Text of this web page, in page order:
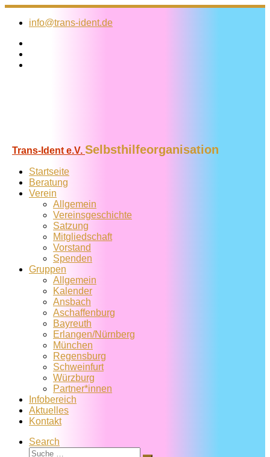
Zum
Inhalt
info@trans-ident.de
Trans-Ident e.V. Selbsthilfeorganisation
Startseite
Beratung
Verein
Allgemein
Vereins­geschichte
Satzung
Mitglied­schaft
Vorstand
Spenden
Gruppen
Allgemein
Kalender
Ansbach
Aschaffenburg
Bayreuth
Erlangen/Nürnberg
München
Regensburg
Schweinfurt
Würzburg
Partner*innen
Infobereich
Aktuelles
Kontakt
Search
Suche